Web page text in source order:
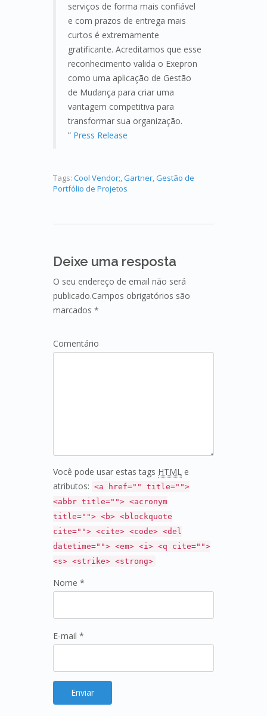
serviços de forma mais confiável
e com prazos de entrega mais
curtos é extremamente
gratificante. Acreditamos que esse
reconhecimento valida o Exepron
como uma aplicação de Gestão
de Mudança para criar uma
vantagem competitiva para
transformar sua organização.
” Press Release
Tags: Cool Vendor;,Gartner,Gestão de
Portfólio de Projetos
Deixe uma resposta
O seu endereço de email não será
publicado.Campos obrigatórios são
marcados *
Comentário
Você pode usar estas tags HTML e
atributos: <a href="" title="">
<abbr title=""> <acronym
title=""> <b> <blockquote
cite=""> <cite> <code> <del
datetime=""> <em> <i> <q cite="">
<s> <strike> <strong>
Nome *
E-mail *